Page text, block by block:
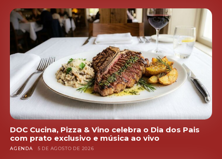
DOC Cucina, Pizza & Vino celebra o Dia dos Pais
com prato exclusivo e música ao vivo
AGENDA 5 DE AGOSTO DE 2026